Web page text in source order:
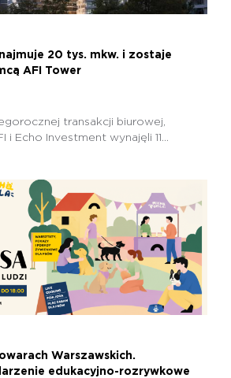
20 tys. mkw. i zostaje
AFI Tower
transakcji biurowej,
i Echo Investment wynajęli 11...
Warszawskich.
edukacyjno-rozrywkowe